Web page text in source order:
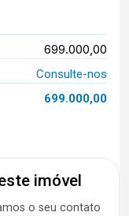
699.000,00
Consulte-nos
699.000,00
imóvel
o seu contato